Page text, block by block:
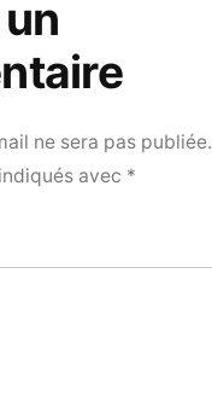
ne sera pas publiée.
avec *